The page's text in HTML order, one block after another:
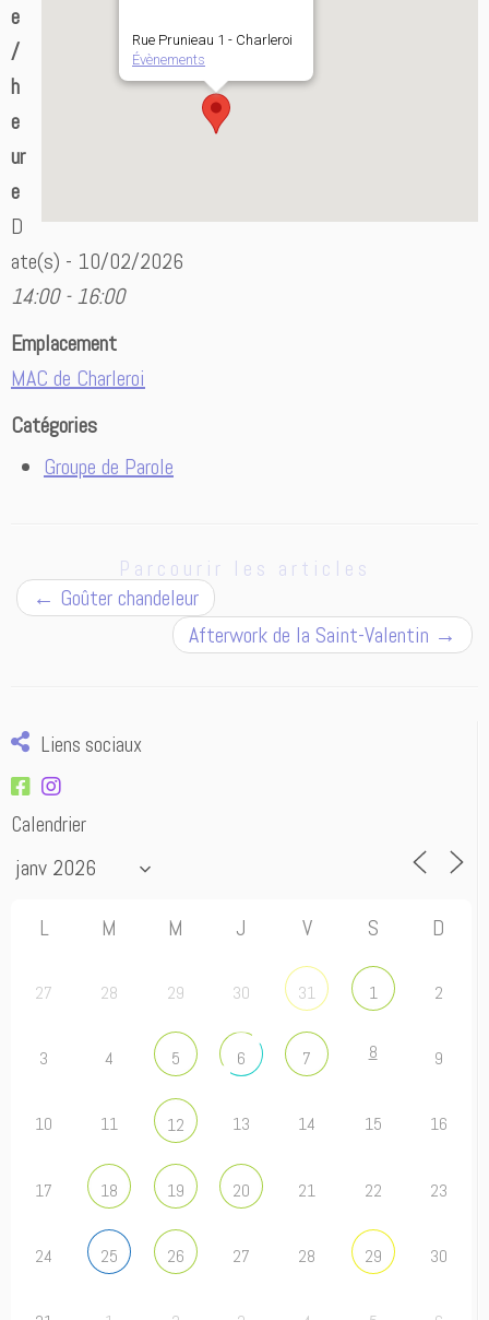
Rue Prunieau 1 - Charleroi
Évènements
e
/
h
e
ur
e
D
ate(s) - 10/02/2026
14:00 - 16:00
Emplacement
MAC de Charleroi
Catégories
Groupe de Parole
Parcourir les articles
← Goûter chandeleur
Afterwork de la Saint-Valentin →
Liens sociaux
Calendrier
L M M J V S D
27 28 29 30 31 1 2
3 4 5 6 7 8 9
10 11 12 13 14 15 16
17 18 19 20 21 22 23
24 25 26 27 28 29 30